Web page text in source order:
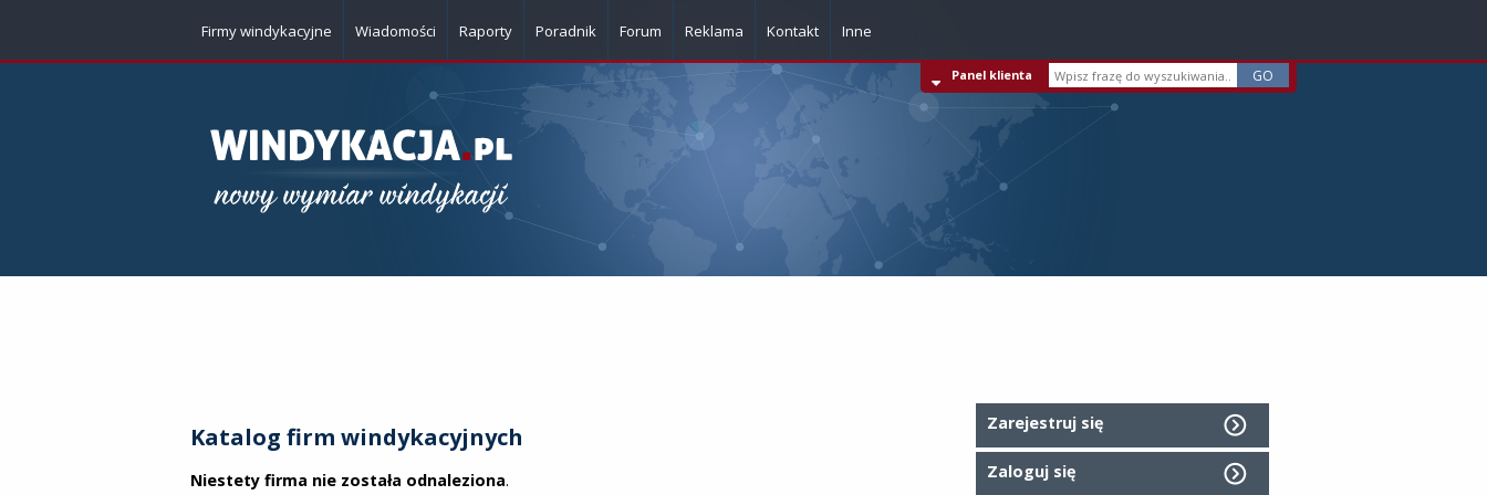
Firmy windykacyjne Wiadomości Raporty Poradnik Forum Reklama Kontakt Inne
Komunikaty z firm
Pisma i formularze
Panel klienta
Katalog firm windykacyjnych
Niestety firma nie została odnaleziona.
Zarejestruj się
Zaloguj się